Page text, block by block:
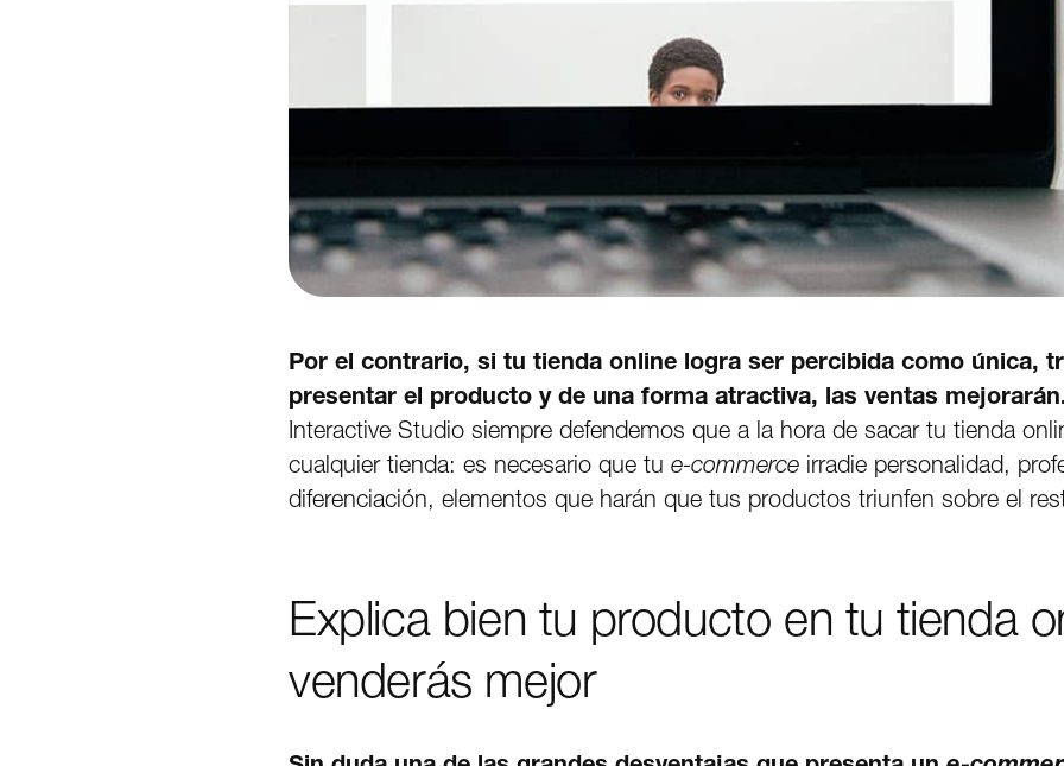
Por el contrario, si tu tienda online logra ser percibida como única,
presentar el producto y de una forma atractiva, las ventas
Interactive Studio siempre defendemos que a la hora de sacar tu tienda
cualquier tienda: es necesario que tu e-commerce irradie personalidad,
diferenciación, elementos que harán que tus productos triunfen sobre el
Explica bien tu producto en tu tienda
venderás mejor